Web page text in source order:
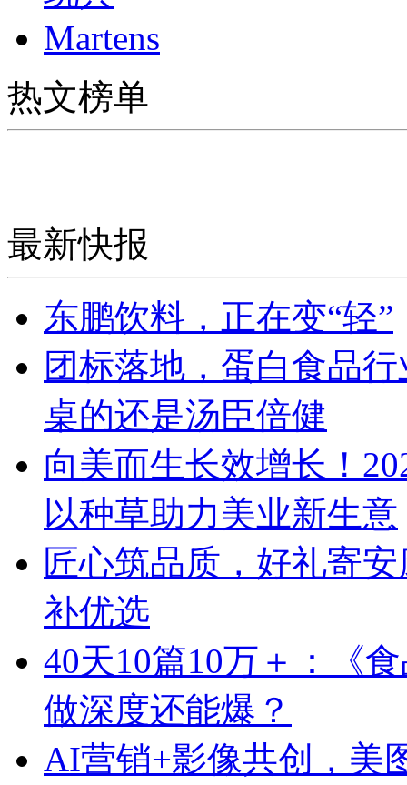
Martens
热文榜单
最新快报
东鹏饮料，正在变“轻”
团标落地，蛋白食品
桌的还是汤臣倍健
向美而生长效增长！
以种草助力美业新生意
匠心筑品质，好礼寄
补优选
40天10篇10万＋：《
做深度还能爆？
AI营销+影像共创，美